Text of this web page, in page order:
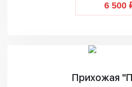
6 500
Прихожая